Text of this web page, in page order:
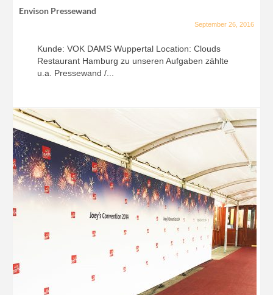
Envison Pressewand
September 26, 2016
Kunde: VOK DAMS Wuppertal Location: Clouds
Restaurant Hamburg zu unseren Aufgaben zählte
u.a. Pressewand /...